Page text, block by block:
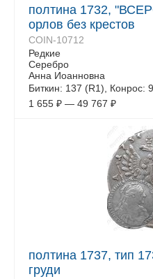
полтина 1732,
орлов без крестов
COIN-10712
Редкие
Серебро
Анна Иоанновна
Биткин: 137 (R1), Конрос:
1 655 ₽ — 49 767 ₽
полтина 1737, тип
груди